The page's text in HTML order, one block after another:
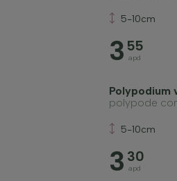
5-10cm
3 55
apd
Polypodium
polypode
5-10cm
3 30
apd